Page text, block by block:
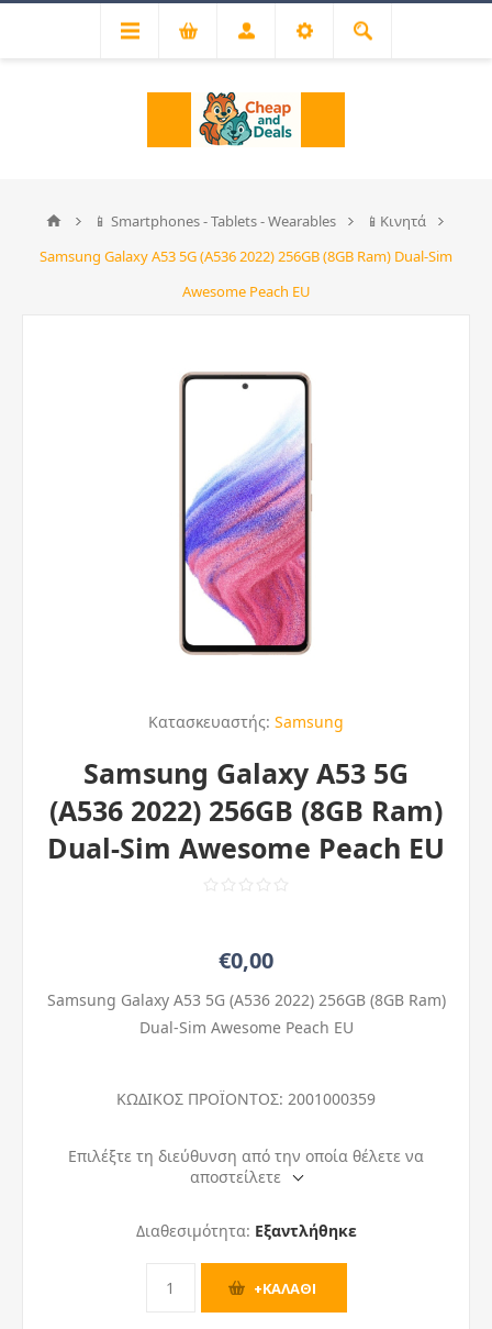
📱 Smartphones - Tablets - Wearables
📱Κινητά
Samsung Galaxy A53 5G (A536 2022) 256GB (8GB Ram) Dual-Sim
Awesome Peach EU
Κατασκευαστής: Samsung
Samsung Galaxy A53 5G
(A536 2022) 256GB (8GB Ram)
Dual-Sim Awesome Peach EU
€0,00
Samsung Galaxy A53 5G (A536 2022) 256GB (8GB Ram)
Dual-Sim Awesome Peach EU
ΚΩΔΙΚΟΣ ΠΡΟΪΟΝΤΟΣ: 2001000359
Επιλέξτε τη διεύθυνση από την οποία θέλετε να
αποστείλετε
Διαθεσιμότητα: Εξαντλήθηκε